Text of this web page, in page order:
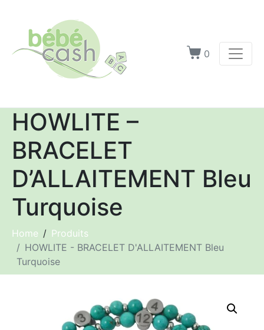
0
HOWLITE –
BRACELET
D’ALLAITEMENT Bleu
Turquoise
Home
Produits
HOWLITE - BRACELET D'ALLAITEMENT Bleu
Turquoise